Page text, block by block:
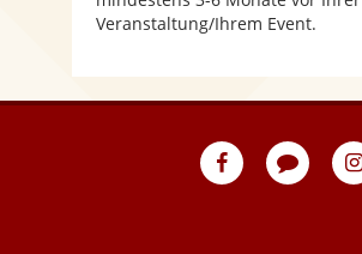
Veranstaltung/Ihrem Event.
eventpeppersBlog